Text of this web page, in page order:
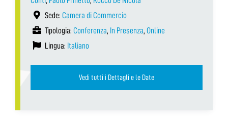
Sede: Camera di Commercio
Tipologia: Conferenza, In Presenza, Online
Lingua: Italiano
Vedi tutti i Dettagli e le Date